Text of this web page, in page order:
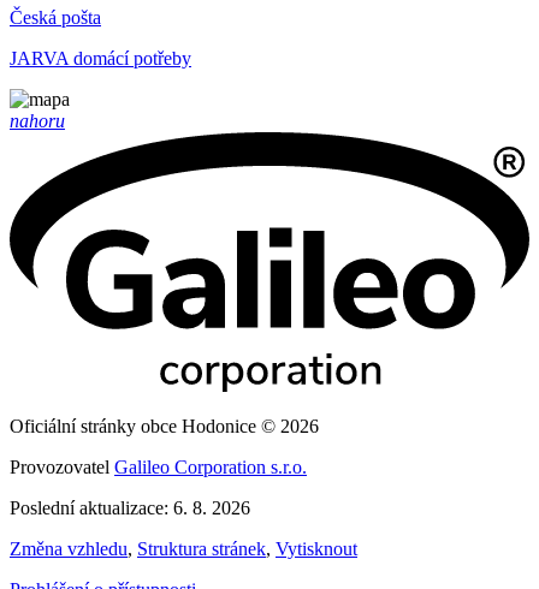
Česká pošta
JARVA domácí potřeby
nahoru
Oficiální stránky obce Hodonice © 2026
Provozovatel Galileo Corporation s.r.o.
Poslední aktualizace: 6. 8. 2026
Změna vzhledu, Struktura stránek, Vytisknout